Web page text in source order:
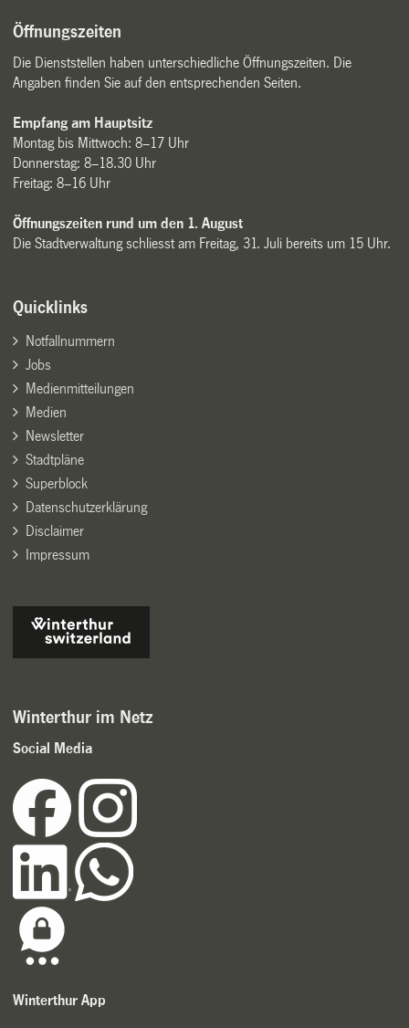
Öffnungszeiten
Die Dienststellen haben unterschiedliche Öffnungszeiten. Die
Angaben finden Sie auf den entsprechenden Seiten.
Empfang am Hauptsitz
Montag bis Mittwoch: 8–17 Uhr
Donnerstag: 8–18.30 Uhr
Freitag: 8–16 Uhr
Öffnungszeiten rund um den 1. August
Die Stadtverwaltung schliesst am Freitag, 31. Juli bereits um 15 Uhr.
Quicklinks
Notfallnummern
Jobs
Medienmitteilungen
Medien
Newsletter
Stadtpläne
Superblock
Datenschutzerklärung
Disclaimer
Impressum
Winterthur im Netz
Social Media
Winterthur App